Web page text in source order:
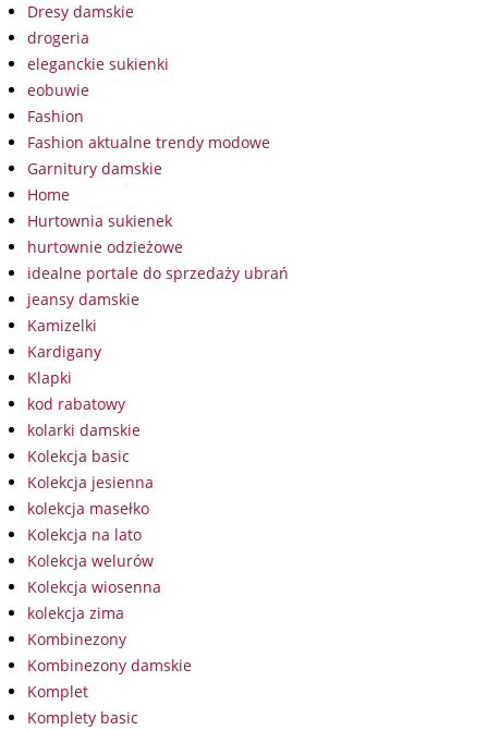
Dresy damskie
drogeria
eleganckie sukienki
eobuwie
Fashion
Fashion aktualne trendy modowe
Garnitury damskie
Home
Hurtownia sukienek
hurtownie odzieżowe
idealne portale do sprzedaży ubrań
jeansy damskie
Kamizelki
Kardigany
Klapki
kod rabatowy
kolarki damskie
Kolekcja basic
Kolekcja jesienna
kolekcja masełko
Kolekcja na lato
Kolekcja welurów
Kolekcja wiosenna
kolekcja zima
Kombinezony
Kombinezony damskie
Komplet
Komplety basic